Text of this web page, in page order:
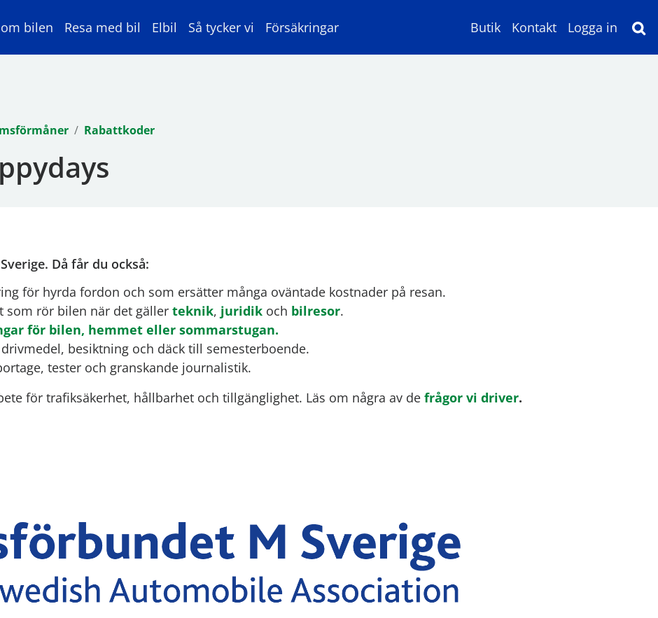
bilen Resa med bil Elbil Så tycker vi Försäkringar Butik Kontakt Logga in
Rabattkoder
Då får du också:
för hyrda fordon och som ersätter många oväntade kostnader på resan.
som rör bilen när det gäller teknik, juridik och bilresor.
för bilen, hemmet eller sommarstugan.
besiktning och däck till semesterboende.
tester och granskande journalistik.
för trafiksäkerhet, hållbarhet och tillgänglighet. Läs om några av de frågor vi driver.